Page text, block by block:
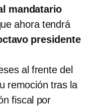
mandatario
ahora tendrá
presidente
al frente del
remoción tras la
fiscal por